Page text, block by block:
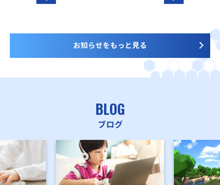
お知らせをもっと見る
BLOG
ブログ